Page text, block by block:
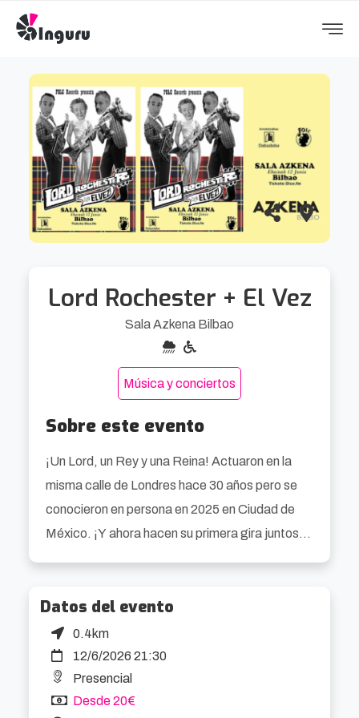
Lord Rochester + El Vez
Sala Azkena Bilbao
Música y conciertos
Sobre este evento
¡Un Lord, un Rey y una Reina! Actuaron en la
misma calle de Londres hace 30 años pero se
conocieron en persona en 2025 en Ciudad de
México. ¡Y ahora hacen su primera gira juntos,
que ¡todo lo viejo vuelve a ser nuevo! Cuando los
viejos punks se unen… ¡jamás pueden
separarse! Volviendo a sus raíces, creen que el
punk nació del glam, que Bo es el Diddley, que el
tartán escocés luce bien para un sábado
Datos del evento
0.4km
12/6/2026 21:30
Presencial
Desde 20€